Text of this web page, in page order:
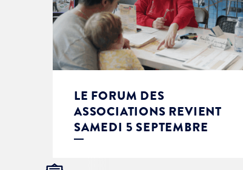
LE FORUM DES
ASSOCIATIONS REVIENT
SAMEDI 5 SEPTEMBRE